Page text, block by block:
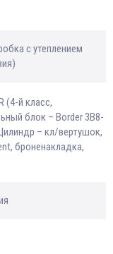
с утеплением
(4-й класс,
блок – Border 3B8-
– кл/вертушок,
броненакладка,